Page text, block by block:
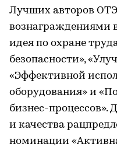
Лучших авторов
вознаграждениями
идея по охране
безопасности»,
«Эффективной
оборудования» и
бизнес-процессов».
и качества
номинации